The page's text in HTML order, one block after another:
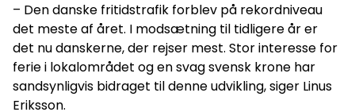
– Den danske fritidstrafik forblev på rekordniveau
det meste af året. I modsætning til tidligere år er
det nu danskerne, der rejser mest. Stor interesse for
ferie i lokalområdet og en svag svensk krone har
sandsynligvis bidraget til denne udvikling, siger Linus
Eriksson.